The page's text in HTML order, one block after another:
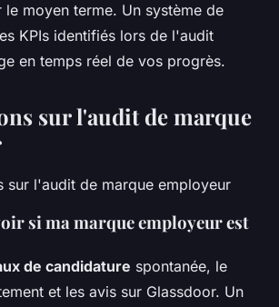
le moyen terme. Un système de
KPIs identifiés lors de l'audit
en temps réel de vos progrès.
sur l'audit de marque
si ma marque employeur est
de candidature spontanée, le
et les avis sur Glassdoor. Un